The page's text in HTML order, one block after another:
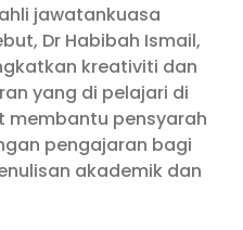
jawatankuasa
Dr Habibah Ismail,
kreativiti dan
yang di pelajari di
membantu pensyarah
pengajaran bagi
akademik dan